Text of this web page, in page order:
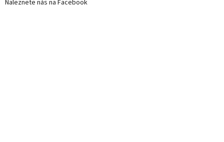
Naleznete nás na Facebook